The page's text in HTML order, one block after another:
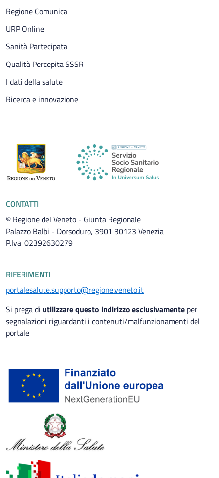
Regione Comunica
URP Online
Sanità Partecipata
Qualità Percepita SSSR
I dati della salute
Ricerca e innovazione
CONTATTI
© Regione del Veneto - Giunta Regionale
Palazzo Balbi - Dorsoduro, 3901 30123 Venezia
P.Iva: 02392630279
RIFERIMENTI
portalesalute.supporto@regione.veneto.it
Si prega di utilizzare questo indirizzo esclusivamente per
segnalazioni riguardanti i contenuti/malfunzionamenti del
portale